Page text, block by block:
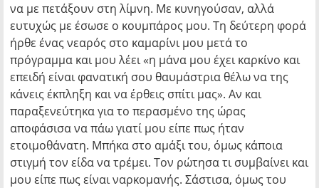
να με πετάξουν στη λίμνη. Με κυνηγούσαν, αλλά
ευτυχώς με έσωσε ο κουμπάρος μου. Τη δεύτερη φορά
ήρθε ένας νεαρός στο καμαρίνι μου μετά το
πρόγραμμα και μου λέει «η μάνα μου έχει καρκίνο και
επειδή είναι φανατική σου θαυμάστρια θέλω να της
κάνεις έκπληξη και να έρθεις σπίτι μας». Αν και
παραξενεύτηκα για το περασμένο της ώρας
αποφάσισα να πάω γιατί μου είπε πως ήταν
ετοιμοθάνατη. Μπήκα στο αμάξι του, όμως κάποια
στιγμή τον είδα να τρέμει. Τον ρώτησα τι συμβαίνει και
μου είπε πως είναι ναρκομανής. Σάστισα, όμως του